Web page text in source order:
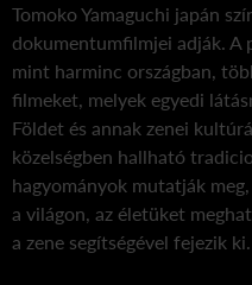
Tomoko Yamaguchi japán
dokumentumfilmjei adják. A
mint harminc országban,
filmeket, melyek egyedi
Földet és annak zenei
közelségben hallható
hagyományok mutatják
a világon, az életüket
a zene segítségével fejezik ki.